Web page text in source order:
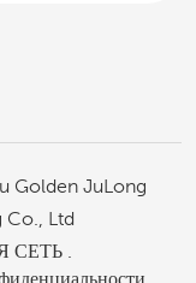
Golden JuLong
Co., Ltd
СЕТЬ .